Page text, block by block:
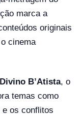
marca a
originais
cinema
Divino B’Atista, o
temas como
e os conflitos